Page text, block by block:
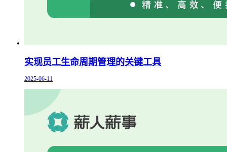
实现员工生命周期管理的关键工具
2025-06-11